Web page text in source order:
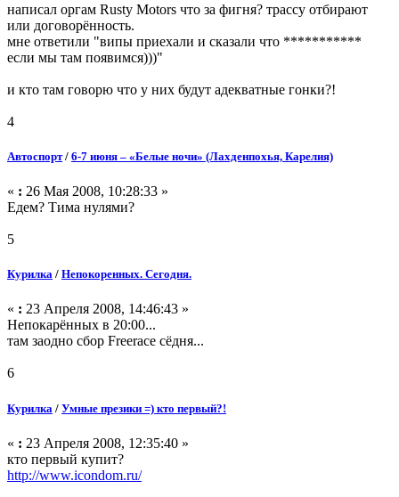
написал оргам Rusty Motors что за фигня? трассу отбирают
или договорённость.
мне ответили "випы приехали и сказали что ***********
если мы там появимся)))"
и кто там говорю что у них будут адекватные гонки?!
4
Автоспорт/ 6-7 июня – «Белые ночи» (Лахденпохья, Карелия)
« : 26 Мая 2008, 10:28:33 »
Едем? Тима нулями?
5
Курилка / Непокоренных. Сегодня.
« : 23 Апреля 2008, 14:46:43 »
Непокарённых в 20:00...
там заодно сбор Freerace сёдня...
6
Курилка / Умные презики =) кто первый?!
« : 23 Апреля 2008, 12:35:40 »
кто первый купит?
http://www.icondom.ru/